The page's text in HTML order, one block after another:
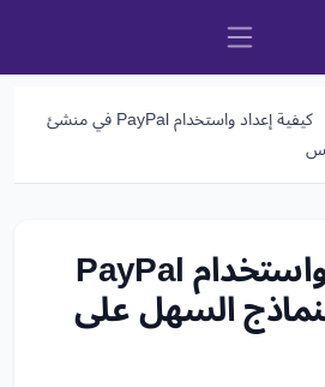
كيفية إعداد واستخدام PayPal في منشئ
كيفية إعداد واستخدام PayPal
السهل على